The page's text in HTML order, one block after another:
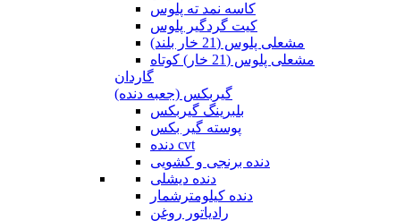
کاسه نمد ته پلوس
کیت گردگیر پلوس
مشعلی پلوس (21 خار بلند)
مشعلی پلوس (21 خار) کوتاه
گاردان
گیربکس (جعبه دنده)
بلبرینگ گیربکس
پوسته گیر بکس
دنده cvt
دنده برنجی و کشویی
دنده دیشلی
دنده کیلومترشمار
رادیاتور روغن